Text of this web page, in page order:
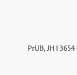
PrUB, JH I 3654